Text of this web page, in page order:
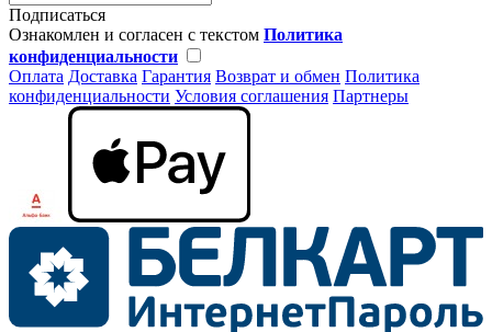
Подписаться
Ознакомлен и согласен с текстом Политика
конфиденциальности
Оплата Доставка Гарантия Возврат и обмен Политика
конфиденциальности Условия соглашения Партнеры